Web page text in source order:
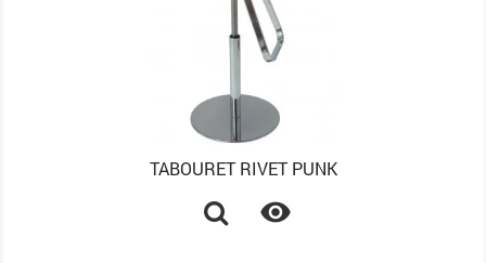
TABOURET RIVET PUNK
